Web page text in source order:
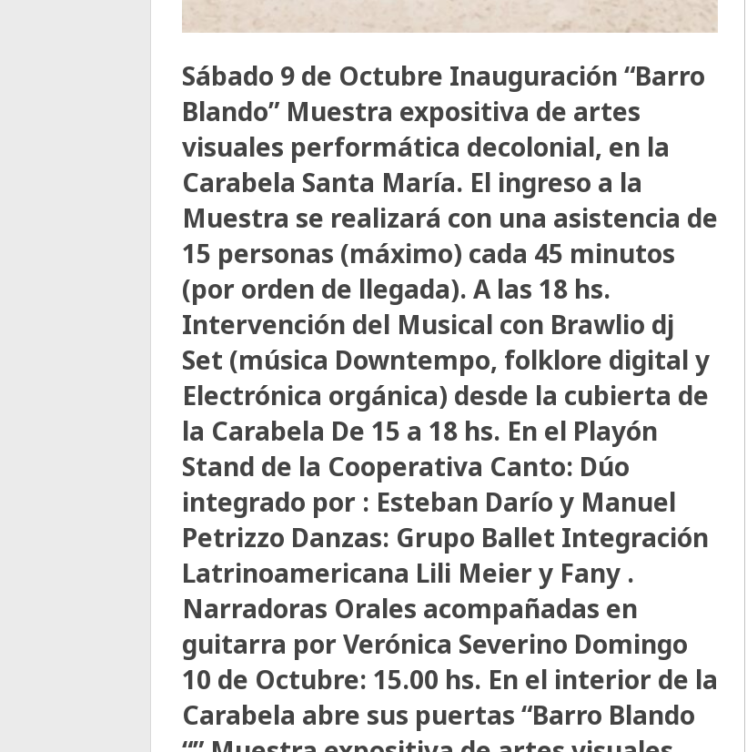
Sábado 9 de Octubre Inauguración “Barro
Blando” Muestra expositiva de artes
visuales performática decolonial, en la
Carabela Santa María. El ingreso a la
Muestra se realizará con una asistencia de
15 personas (máximo) cada 45 minutos
(por orden de llegada). A las 18 hs.
Intervención del Musical con Brawlio dj
Set (música Downtempo, folklore digital y
Electrónica orgánica) desde la cubierta de
la Carabela De 15 a 18 hs. En el Playón
Stand de la Cooperativa Canto: Dúo
integrado por : Esteban Darío y Manuel
Petrizzo Danzas: Grupo Ballet Integración
Latrinoamericana Lili Meier y Fany .
Narradoras Orales acompañadas en
guitarra por Verónica Severino Domingo
10 de Octubre: 15.00 hs. En el interior de la
Carabela abre sus puertas “Barro Blando